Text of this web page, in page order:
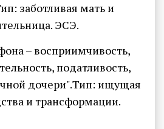
заботливая мать и
ЭСЭ.
– восприимчивость,
податливость,
дочери".Тип: ищущая
и трансформации.